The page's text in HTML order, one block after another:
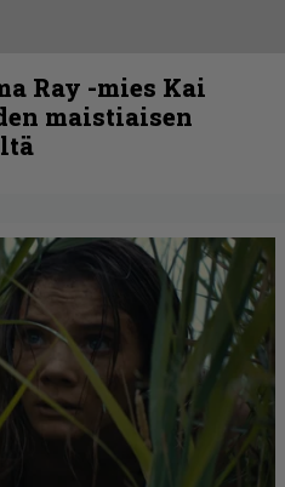
Ray -mies Kai
maistiaisen